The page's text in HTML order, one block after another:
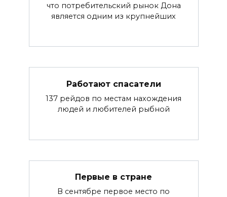
что потребительский рынок Дона
является одним из крупнейших
Работают спасатели
137 рейдов по местам нахождения
людей и любителей рыбной
Первые в стране
В сентябре первое место по